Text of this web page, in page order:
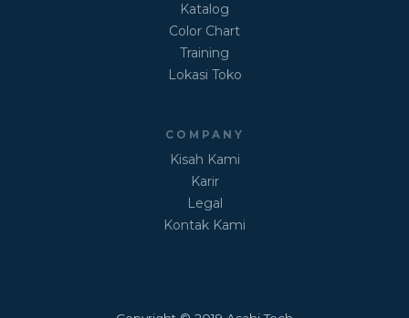
Katalog
Color Chart
Training
Lokasi Toko
COMPANY
Kisah Kami
Karir
Legal
Kontak Kami